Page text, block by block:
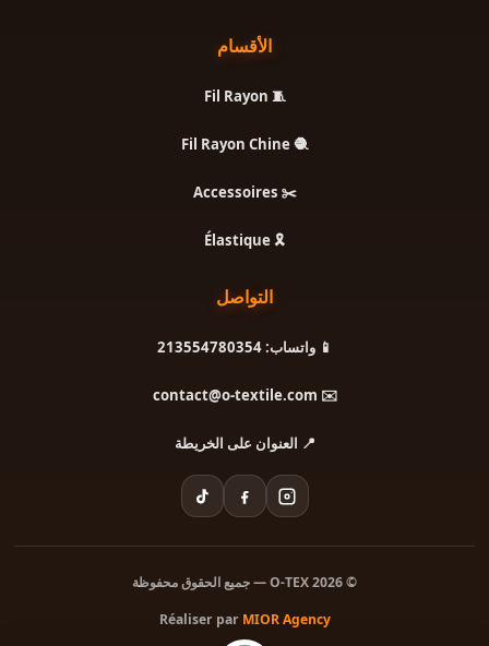
الأقسام
🧵 Fil Rayon
🧶 Fil Rayon Chine
✂️ Accessoires
🎗️ Élastique
التواصل
📱 واتساب: 213554780354
✉️ contact@o-textile.com
📍 العنوان على الخريطة
© 2026 O-TEX — جميع الحقوق محفوظة
Réaliser par MIOR Agency